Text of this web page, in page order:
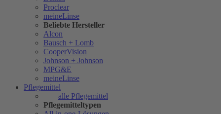
Proclear
meineLinse
Beliebte Hersteller
Alcon
Bausch + Lomb
CooperVision
Johnson + Johnson
MPG&E
meineLinse
Pflegemittel
alle Pflegemittel
Pflegemitteltypen